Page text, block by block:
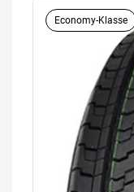
Economy-Klasse